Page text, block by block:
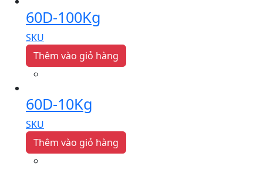
60D-100Kg
SKU
Thêm vào giỏ hàng
60D-10Kg
SKU
Thêm vào giỏ hàng